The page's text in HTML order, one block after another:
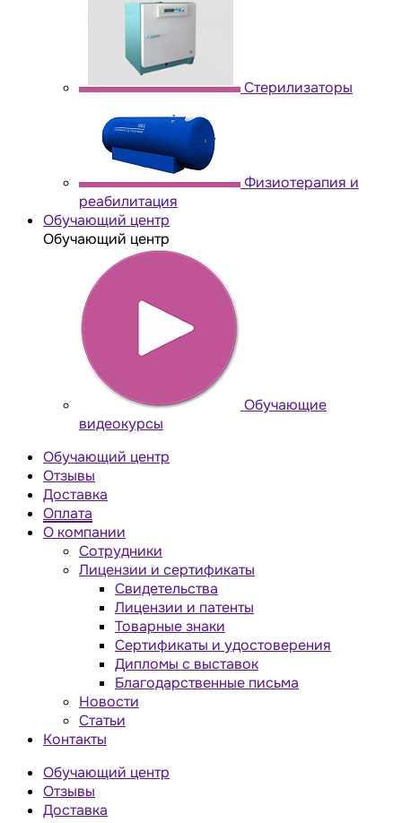
Стерилизаторы
Физиотерапия и
реабилитация
Обучающий центр
Обучающий центр
Обучающие
видеокурсы
Обучающий центр
Отзывы
Доставка
Оплата
О компании
Сотрудники
Лицензии и сертификаты
Свидетельства
Лицензии и патенты
Товарные знаки
Сертификаты и удостоверения
Дипломы с выставок
Благодарственные письма
Новости
Статьи
Контакты
Обучающий центр
Отзывы
Доставка